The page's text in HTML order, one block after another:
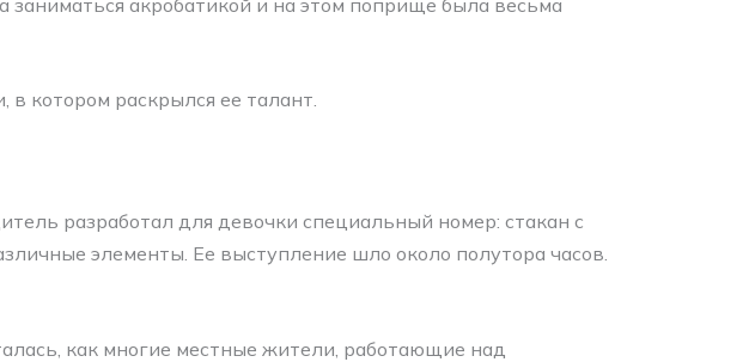
котором раскрылся ее талант.
разработал для девочки специальный номер: стакан с
элементы. Ее выступление шло около полутора часов.
как многие местные жители, работающие над